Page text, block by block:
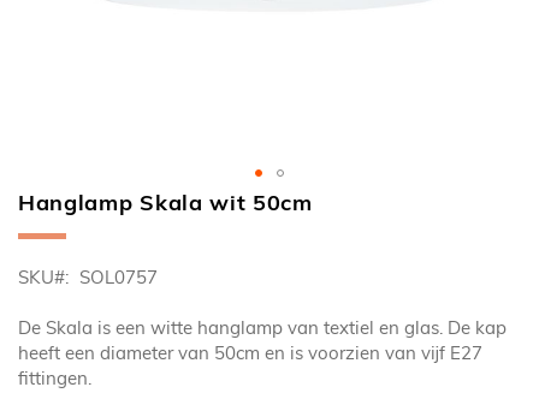
Ga
naar
begin
de
afbeeldingen-
gallerij
Hanglamp Skala wit 50cm
SKU SOL0757
De Skala is een witte hanglamp van textiel en glas. De kap
heeft een diameter van 50cm en is voorzien van vijf E27
fittingen.